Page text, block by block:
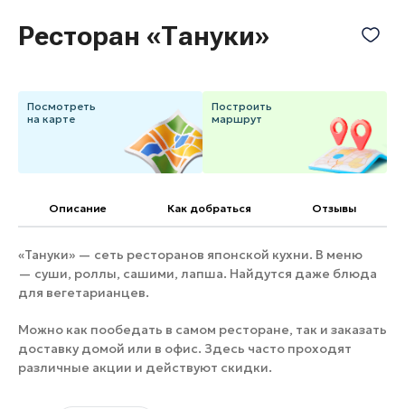
Горнолыжные клубы
Спецпроекты
Федоскинская фабрика
Пикник в Подмосковье
Особо охраняемые
природные территории
Ресторан «Тануки»
Посмотреть
на карте
Построить
маршрут
Описание Как добраться Отзывы
«Тануки» — сеть ресторанов японской кухни. В меню
— суши, роллы, сашими, лапша. Найдутся даже блюда
для вегетарианцев.
Можно как пообедать в самом ресторане, так и заказать
доставку домой или в офис. Здесь часто проходят
различные акции и действуют скидки.